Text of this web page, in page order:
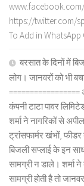
https://twitter.com/
To Add in WhatsApp
बरसात के दिनों में
लोग। जानवरों को भी
कंपनी टाटा पावर
शर्मा ने नागरिकों से
ट्रांसफार्मर खंभों,
बिजली सप्लाई के इन
सामग्री न डाले। शर्मा
सामग्री होती है तो